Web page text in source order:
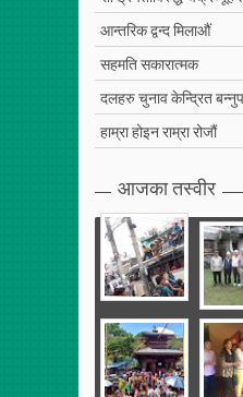
आन्तरिक द्वन्द मिलाऔं
सहमति सकारात्मक
दलहरु चुनाव केन्द्रित
हाम्रा होइन राम्रा रोजौं
आजका तस्वीर